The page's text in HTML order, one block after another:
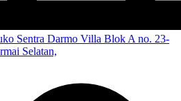
Sentra Darmo Villa Blok A no. 23-
Selatan,